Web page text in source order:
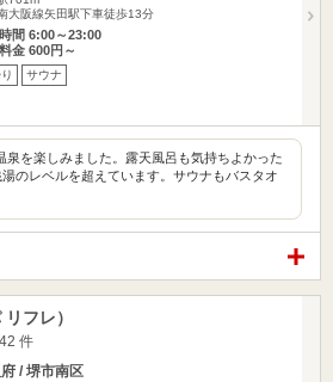
大阪線矢田駅下車徒歩13分
間 6:00～23:00
金 600円～
サウナ
泉を楽しみました。露天風呂も気持ちよかった
のレベルを超えています。サウナもバスタオ
フレ）
件
/ 堺市南区